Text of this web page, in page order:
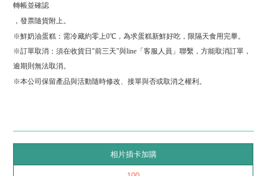
轉帳並確認
，發票隨貨附上 。
※鮮奶油蛋糕：需冷藏約零上0℃，為求蛋糕新鮮好吃，限隔天食用完畢。
※訂單取消：須在收貨日"前三天"與line「客服人員」聯繫，方能取消訂單，
逾期則無法取消。
※本公司保留產品與活動隨時修改、接單與否或取消之權利。
相片插卡加購